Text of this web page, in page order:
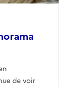
de voir